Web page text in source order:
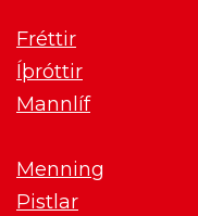
Fréttir
Íþróttir
Mannlíf
Menning
Pistlar